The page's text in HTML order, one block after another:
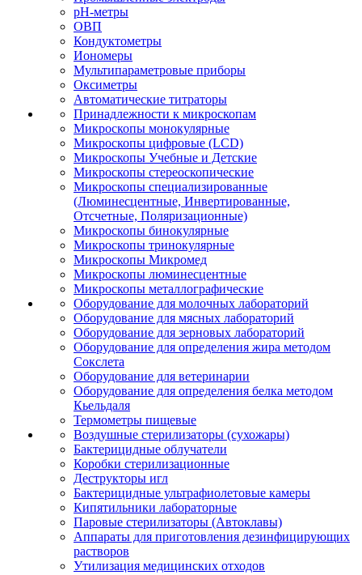
pH-метры
ОВП
Кондуктометры
Иономеры
Мультипараметровые приборы
Оксиметры
Автоматические титраторы
Принадлежности к микроскопам
Микроскопы монокулярные
Микроскопы цифровые (LCD)
Микроскопы Учебные и Детские
Микроскопы стереоскопические
Микроскопы специализированные
(Люминесцентные, Инвертированные,
Отсчетные, Поляризационные)
Микроскопы бинокулярные
Микроскопы тринокулярные
Микроскопы Микромед
Микроскопы люминесцентные
Микроскопы металлографические
Оборудование для молочных лабораторий
Оборудование для мясных лабораторий
Оборудование для зерновых лабораторий
Оборудование для определения жира методом
Сокслета
Оборудование для ветеринарии
Оборудование для определения белка методом
Кьельдаля
Термометры пищевые
Воздушные стерилизаторы (сухожары)
Бактерицидные облучатели
Коробки стерилизационные
Деструкторы игл
Бактерицидные ультрафиолетовые камеры
Кипятильники лабораторные
Паровые стерилизаторы (Автоклавы)
Аппараты для приготовления дезинфицирующих
растворов
Утилизация медицинских отходов